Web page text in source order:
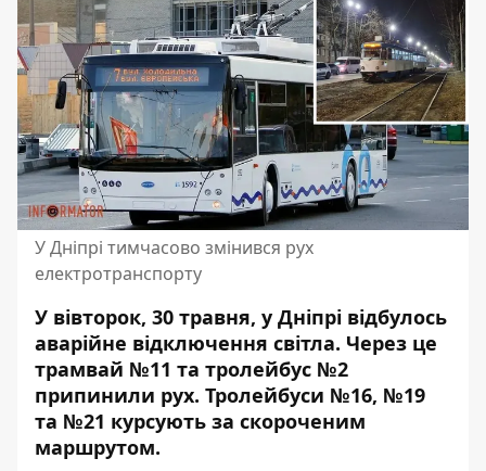
У Дніпрі тимчасово змінився рух
електротранспорту
У вівторок, 30 травня, у Дніпрі відбулось
аварійне відключення світла. Через це
трамвай №11 та тролейбус №2
припинили рух. Тролейбуси №16, №19
та №21 курсують за скороченим
маршрутом.